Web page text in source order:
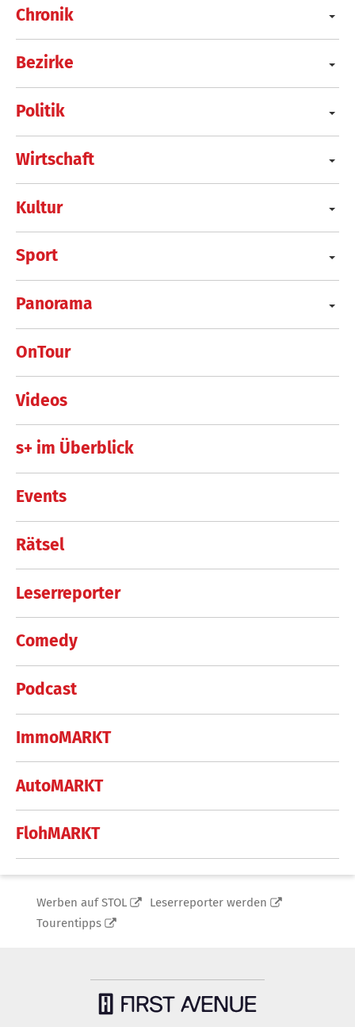
Chronik
Bezirke
Politik
Wirtschaft
Kultur
Sport
Panorama
OnTour
Videos
s+ im Überblick
Events
Rätsel
Leserreporter
Comedy
Podcast
ImmoMARKT
AutoMARKT
FlohMARKT
Werben auf STOL
Leserreporter werden
Tourentipps